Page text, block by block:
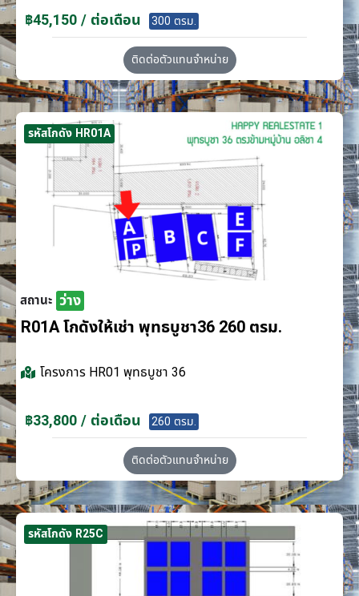
฿45,150 / ต่อเดือน 300 ตรม.
ติดต่อตัวแทนจำหน่าย
รหัสโกดัง HR01A
สถานะ ว่าง
R01A โกดังให้เช่า พุทธบูชา36 260 ตรม.
โครงการ HR01 พุทธบูชา 36
฿33,800 / ต่อเดือน 260 ตรม.
ติดต่อตัวแทนจำหน่าย
รหัสโกดัง R25C